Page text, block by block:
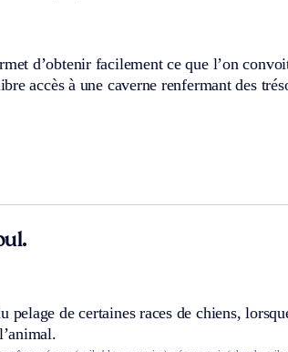
d’obtenir facilement ce que l’on
accès à une caverne renfermant des
pelage de certaines races de chiens,